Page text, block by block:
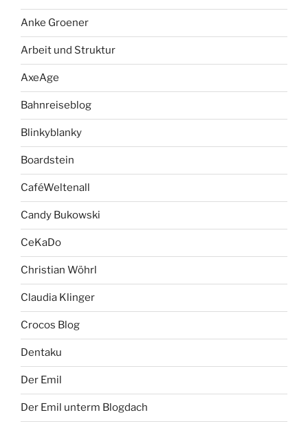
Anke Groener
Arbeit und Struktur
AxeAge
Bahnreiseblog
Blinkyblanky
Boardstein
CaféWeltenall
Candy Bukowski
CeKaDo
Christian Wöhrl
Claudia Klinger
Crocos Blog
Dentaku
Der Emil
Der Emil unterm Blogdach